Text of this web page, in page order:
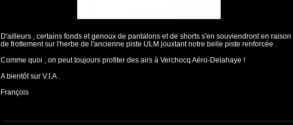
D'ailleurs , certains fonds et genoux de pantalons et de shorts s'en souviendront en raison
de frottement sur l'herbe de l'ancienne piste ULM jouxtant notre belle piste renforcée .
Comme quoi , on peut toujours profiter des airs à Verchocq Aéro-Delahaye !
A bientôt sur V.I.A .
François